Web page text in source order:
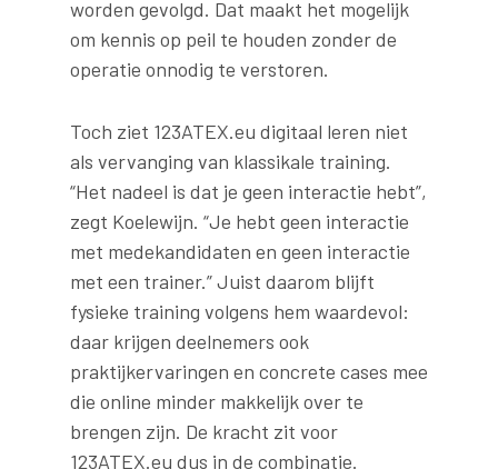
worden gevolgd. Dat maakt het mogelijk
om kennis op peil te houden zonder de
operatie onnodig te verstoren.
Toch ziet 123ATEX.eu digitaal leren niet
als vervanging van klassikale training.
“Het nadeel is dat je geen interactie hebt”,
zegt Koelewijn. “Je hebt geen interactie
met medekandidaten en geen interactie
met een trainer.” Juist daarom blijft
fysieke training volgens hem waardevol:
daar krijgen deelnemers ook
praktijkervaringen en concrete cases mee
die online minder makkelijk over te
brengen zijn. De kracht zit voor
123ATEX.eu dus in de combinatie.